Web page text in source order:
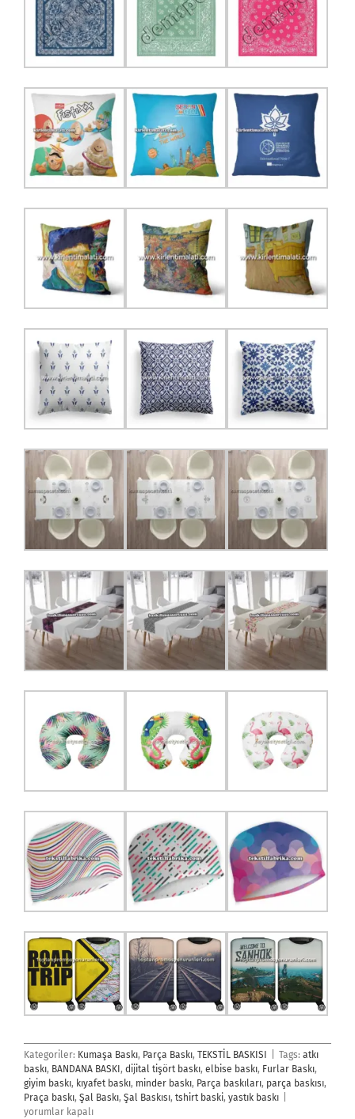
Kategoriler: Kumaşa Baskı, Parça Baskı, TEKSTİL BASKISI Tags: atkı
baskı, BANDANA BASKI , dijital tişört baskı, elbise baskı, Furlar Baskı,
giyim baskı, kıyafet baskı, minder baskı, Parça baskıları, parça baskısı,
Praça baskı, Şal Baskı, Şal Baskısı, tshirt baski, yastık baskı
yorumlar kapalı